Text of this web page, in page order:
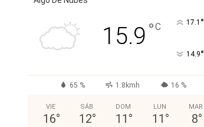
15.9 °C 17.1 °
14.9°
65 % 1.8kmh 16 %
VIE
16°
SÁB
12°
DOM
11 °
LUN
11 °
MAR
8°